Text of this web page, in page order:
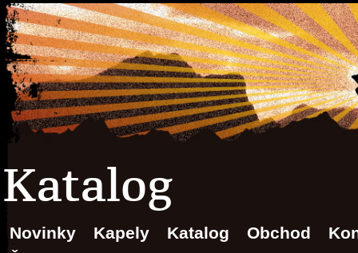
Katalog
Novinky Kapely Katalog Obchod